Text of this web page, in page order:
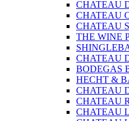
CHATEAU
CHATEAU
CHATEAU
THE WINE
CHATEAU
BODEGAS
HECHT &
CHATEAU
CHATEAU
CHATEAU